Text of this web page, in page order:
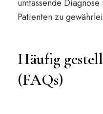
umfassende
Patienten zu
Häufig
(FAQs)